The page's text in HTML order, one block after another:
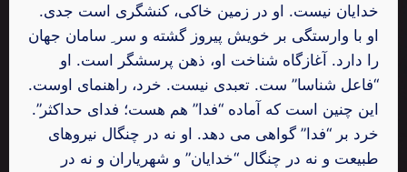
خدایان نیست. او در زمین خاکی، کنشگری است جدی.
او با وارستگی بر خویش پیروز گشته و سر ِ سامان جهان
را دارد. آغازگاه شناخت او، ذهن پرسشگر است. او
“فاعل شناسا” ست. تعبدی نیست. خرد، راهنمای اوست.
این چنین است که آماده “فدا” هم هست؛ فدای حداکثر”.
خرد بر “فدا” گواهی می دهد. او نه در چنگال نیروهای
طبیعت و نه در چنگال “خدایان” و شهریاران و نه در